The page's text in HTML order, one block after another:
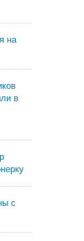
на
в
с